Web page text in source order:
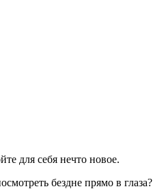
для себя нечто новое.
бездне прямо в глаза?